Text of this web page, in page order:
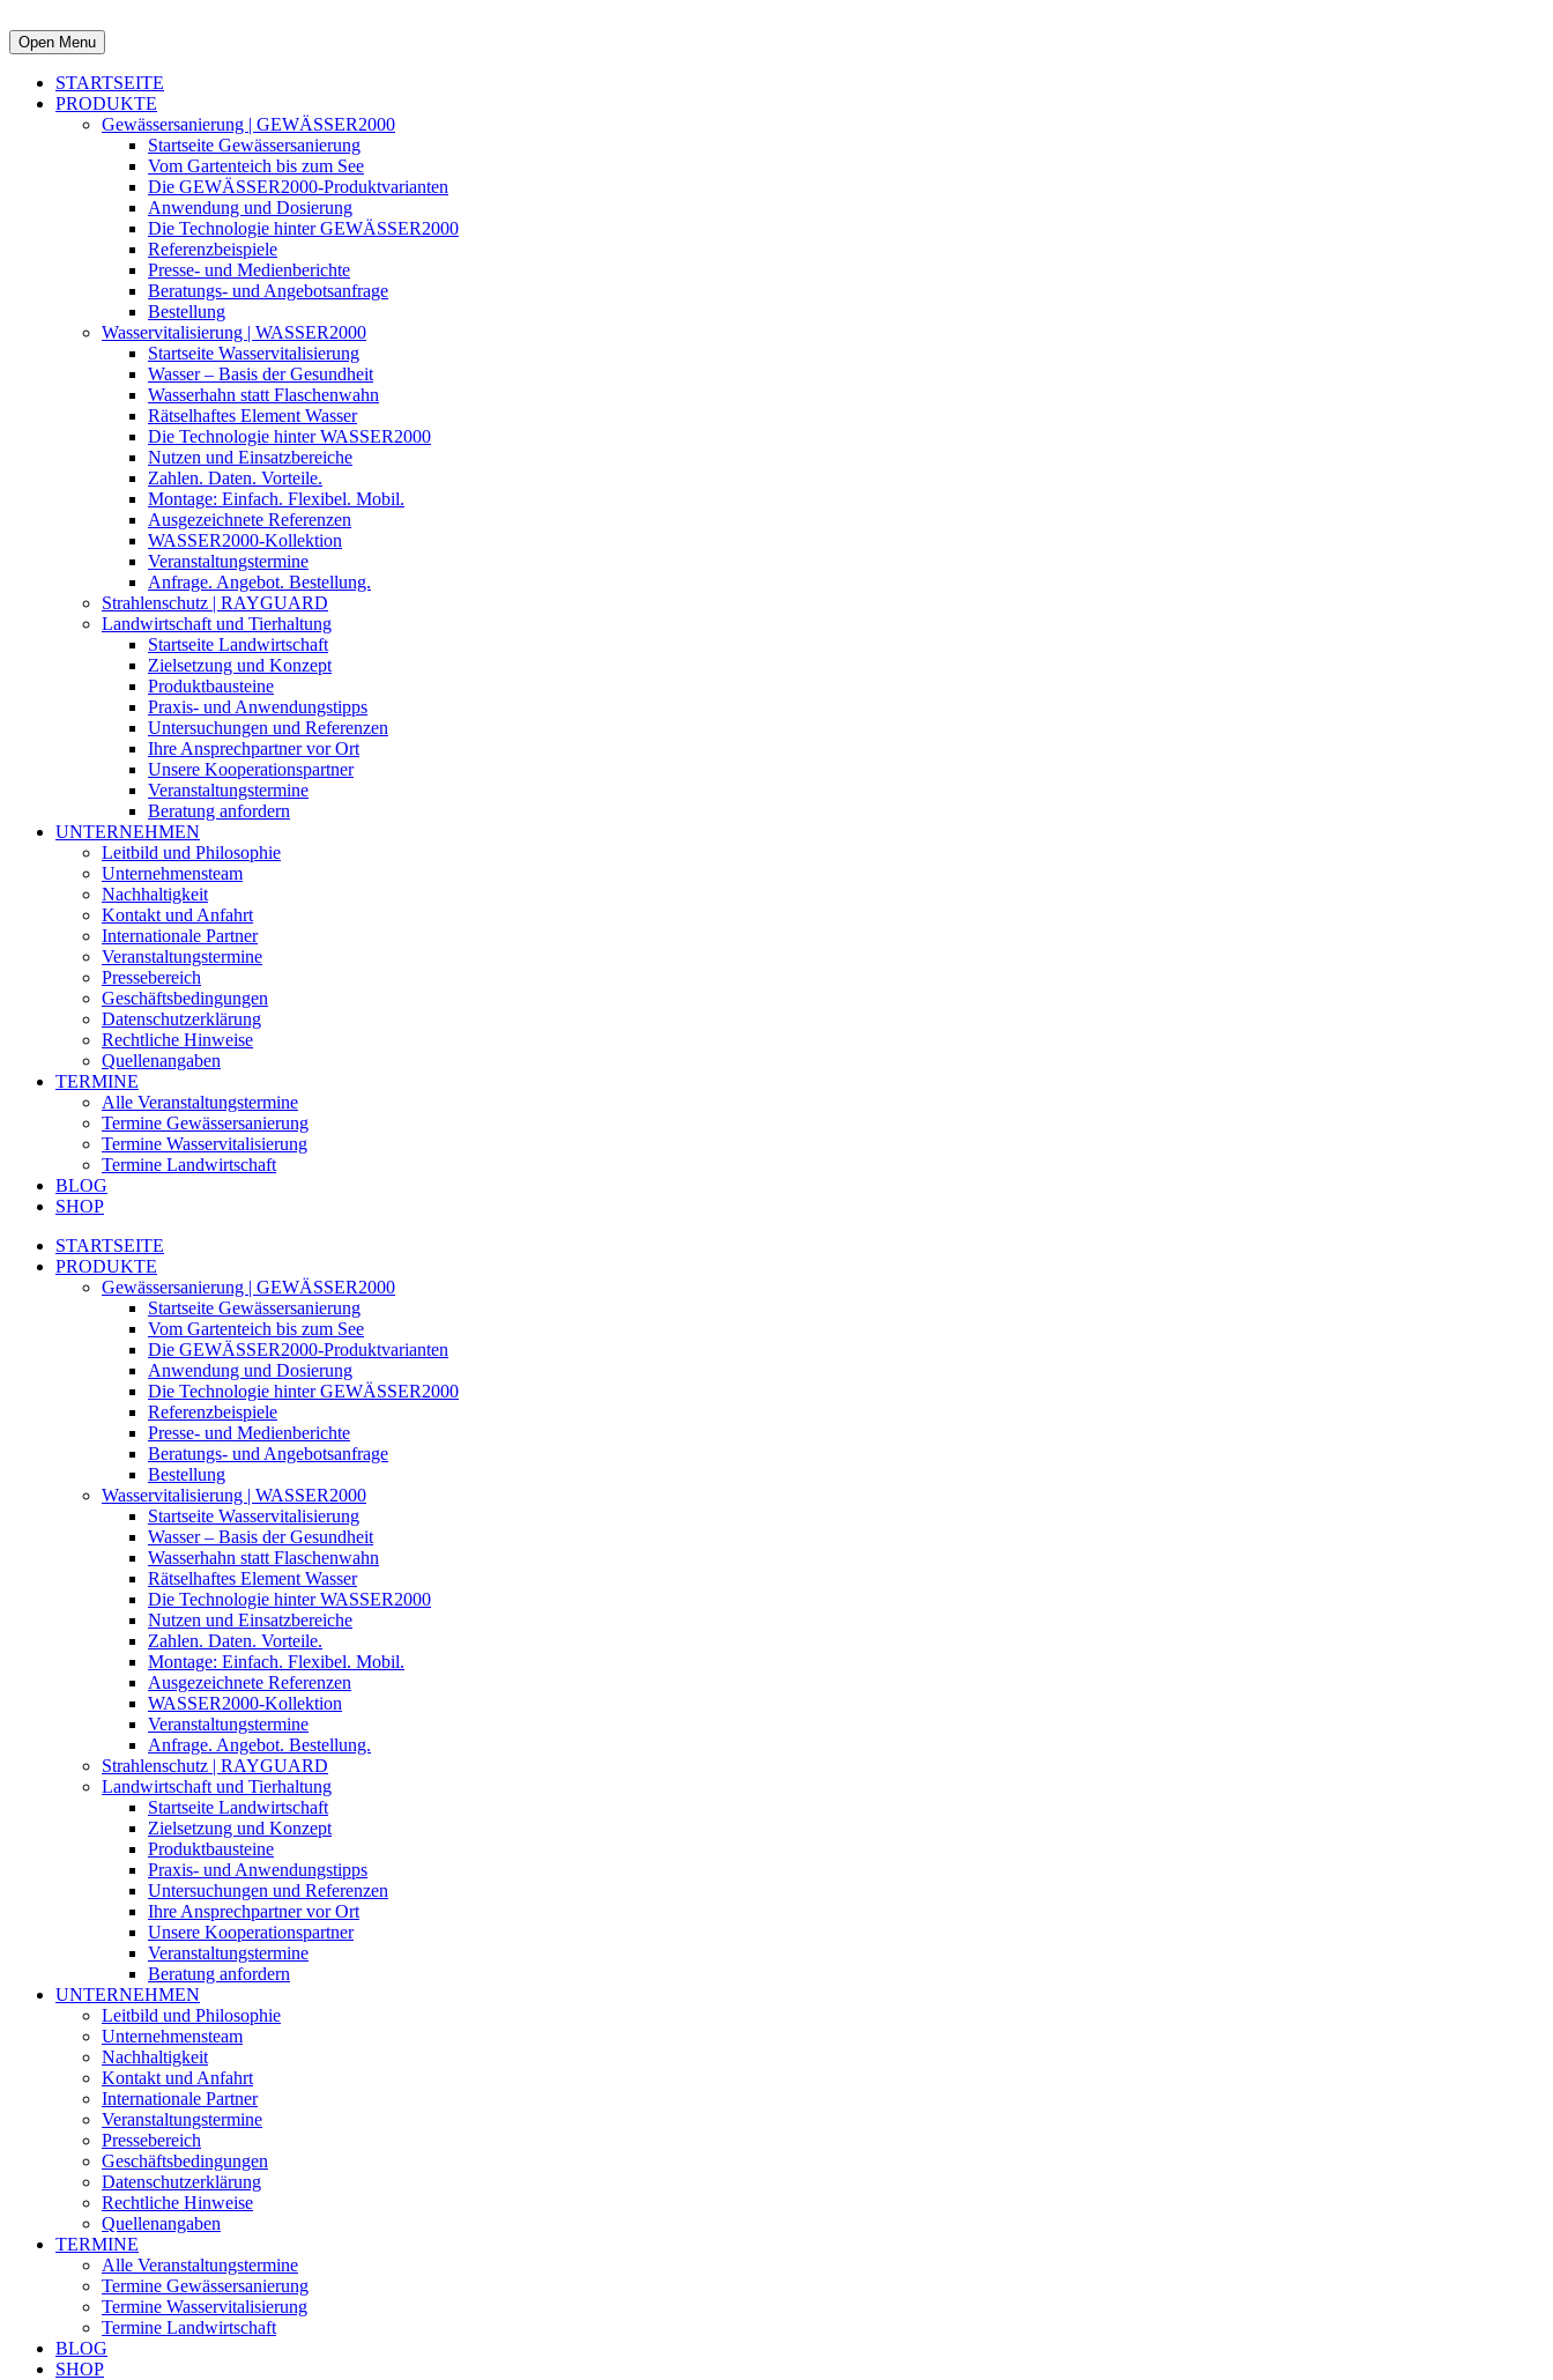
Open Menu
STARTSEITE
PRODUKTE
Gewässersanierung | GEWÄSSER2000
Startseite Gewässersanierung
Vom Gartenteich bis zum See
Die GEWÄSSER2000-Produktvarianten
Anwendung und Dosierung
Die Technologie hinter GEWÄSSER2000
Referenzbeispiele
Presse- und Medienberichte
Beratungs- und Angebotsanfrage
Bestellung
Wasservitalisierung | WASSER2000
Startseite Wasservitalisierung
Wasser – Basis der Gesundheit
Wasserhahn statt Flaschenwahn
Rätselhaftes Element Wasser
Die Technologie hinter WASSER2000
Nutzen und Einsatzbereiche
Zahlen. Daten. Vorteile.
Montage: Einfach. Flexibel. Mobil.
Ausgezeichnete Referenzen
WASSER2000-Kollektion
Veranstaltungstermine
Anfrage. Angebot. Bestellung.
Strahlenschutz | RAYGUARD
Landwirtschaft und Tierhaltung
Startseite Landwirtschaft
Zielsetzung und Konzept
Produktbausteine
Praxis- und Anwendungstipps
Untersuchungen und Referenzen
Ihre Ansprechpartner vor Ort
Unsere Kooperationspartner
Veranstaltungstermine
Beratung anfordern
UNTERNEHMEN
Leitbild und Philosophie
Unternehmensteam
Nachhaltigkeit
Kontakt und Anfahrt
Internationale Partner
Veranstaltungstermine
Pressebereich
Geschäftsbedingungen
Datenschutzerklärung
Rechtliche Hinweise
Quellenangaben
TERMINE
Alle Veranstaltungstermine
Termine Gewässersanierung
Termine Wasservitalisierung
Termine Landwirtschaft
BLOG
SHOP
STARTSEITE
PRODUKTE
Gewässersanierung | GEWÄSSER2000
Startseite Gewässersanierung
Vom Gartenteich bis zum See
Die GEWÄSSER2000-Produktvarianten
Anwendung und Dosierung
Die Technologie hinter GEWÄSSER2000
Referenzbeispiele
Presse- und Medienberichte
Beratungs- und Angebotsanfrage
Bestellung
Wasservitalisierung | WASSER2000
Startseite Wasservitalisierung
Wasser – Basis der Gesundheit
Wasserhahn statt Flaschenwahn
Rätselhaftes Element Wasser
Die Technologie hinter WASSER2000
Nutzen und Einsatzbereiche
Zahlen. Daten. Vorteile.
Montage: Einfach. Flexibel. Mobil.
Ausgezeichnete Referenzen
WASSER2000-Kollektion
Veranstaltungstermine
Anfrage. Angebot. Bestellung.
Strahlenschutz | RAYGUARD
Landwirtschaft und Tierhaltung
Startseite Landwirtschaft
Zielsetzung und Konzept
Produktbausteine
Praxis- und Anwendungstipps
Untersuchungen und Referenzen
Ihre Ansprechpartner vor Ort
Unsere Kooperationspartner
Veranstaltungstermine
Beratung anfordern
UNTERNEHMEN
Leitbild und Philosophie
Unternehmensteam
Nachhaltigkeit
Kontakt und Anfahrt
Internationale Partner
Veranstaltungstermine
Pressebereich
Geschäftsbedingungen
Datenschutzerklärung
Rechtliche Hinweise
Quellenangaben
TERMINE
Alle Veranstaltungstermine
Termine Gewässersanierung
Termine Wasservitalisierung
Termine Landwirtschaft
BLOG
SHOP